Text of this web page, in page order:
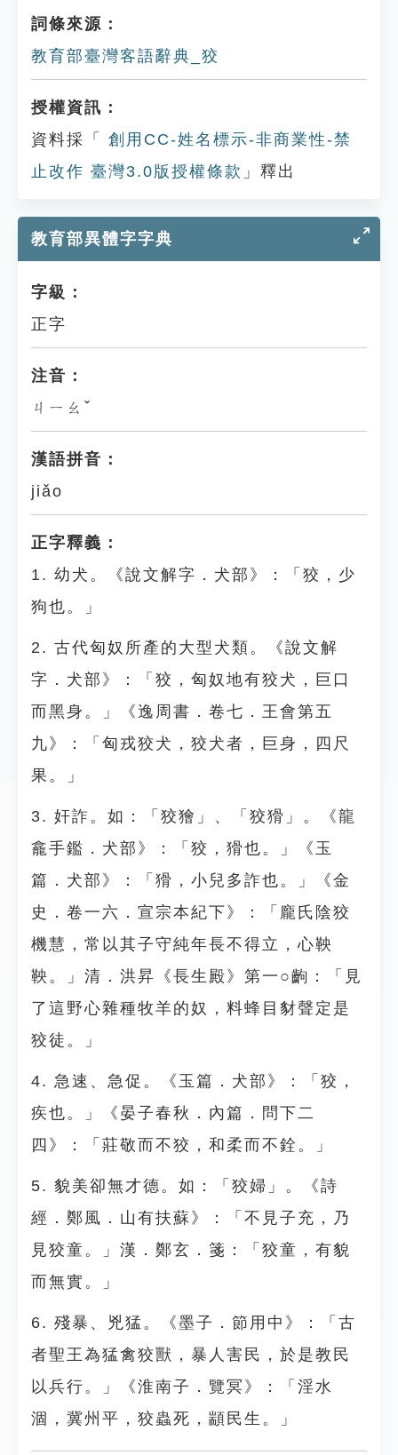
詞條來源：
教育部臺灣客語辭典_狡
授權資訊：
資料採「
創用CC-姓名標示-非商業性-禁
止改作 臺灣3.0版授權條款 」釋出
教育部異體字字典
字級：
正字
注音：
ㄐㄧㄠˇ
漢語拼音：
jiǎo
正字釋義：
1. 幼犬。《說文解字．犬部》：「狡，少
狗也。」
2. 古代匈奴所產的大型犬類。《說文解
字．犬部》：「狡，匈奴地有狡犬，巨口
而黑身。」《逸周書．卷七．王會第五
九》：「匈戎狡犬，狡犬者，巨身，四尺
果。」
3. 奸詐。如：「狡獪」、「狡猾」。《龍
龕手鑑．犬部》：「狡，猾也。」《玉
篇．犬部》：「猾，小兒多詐也。」《金
史．卷一六．宣宗本紀下》：「龐氏陰狡
機慧，常以其子守純年長不得立，心鞅
鞅。」清．洪昇《長生殿》第一○齣：「見
了這野心雜種牧羊的奴，料蜂目豺聲定是
狡徒。」
4. 急速、急促。《玉篇．犬部》：「狡，
疾也。」《晏子春秋．內篇．問下二
四》：「莊敬而不狡，和柔而不銓。」
5. 貌美卻無才德。如：「狡婦」。《詩
經．鄭風．山有扶蘇》：「不見子充，乃
見狡童。」漢．鄭玄．箋：「狡童，有貌
而無實。」
6. 殘暴、兇猛。《墨子．節用中》：「古
者聖王為猛禽狡獸，暴人害民，於是教民
以兵行。」《淮南子．覽冥》：「淫水
涸，冀州平，狡蟲死，顓民生。」